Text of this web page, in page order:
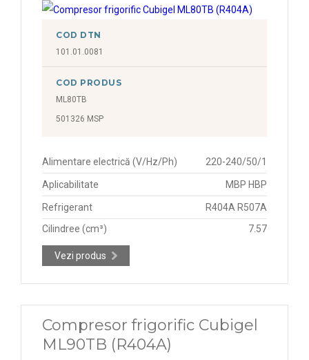
COD DTN
101.01.0081
COD PRODUS
ML80TB
501326 MSP
Alimentare electrică (V/Hz/Ph) 220-240/50/1
Aplicabilitate MBP HBP
Refrigerant
R404A R507A
Cilindree (cm³)
7.57
Vezi produs
Compresor frigorific Cubigel
ML90TB (R404A)